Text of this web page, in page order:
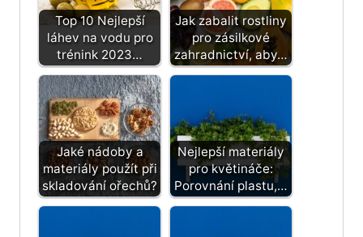
Top 10 Nejlepší
láhev na vodu pro
trénink 2023…
Jak zabalit rostliny
pro zásilkové
zahradnictví, aby…
Jaké nádoby a
materiály použít při
skladování ořechů?
Nejlepší materiály
pro květináče:
Porovnání plastu,…